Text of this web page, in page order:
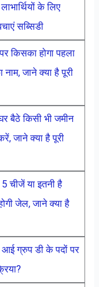
के लिए
सब्सिडी
किसका होगा पहला
जाने क्या है पूरी
बैठे किसी भी जमीन
जाने क्या है पूरी
चीजें या इतनी है
जेल, जाने क्या है
ग्रुप डी के पदों पर